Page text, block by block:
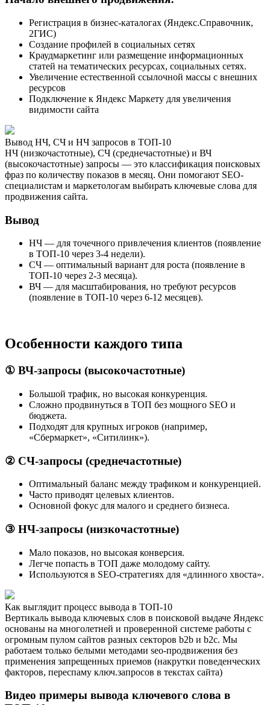
Регистрация в бизнес-каталогах (Яндекс.Справочник,
2ГИС)
Создание профилей в социальных сетях
Краудмаркетинг или размещение информационных
статей на тематических ресурсах, социальных сетях.
Увеличение естественной ссылочной массы с внешних
ресурсов
Подключение к Яндекс Маркету для увеличения
видимости сайта
Вывод НЧ, СЧ и НЧ запросов в ТОП-10
НЧ (низкочастотные), СЧ (среднечастотные) и ВЧ
(высокочастотные) запросы — это классификация поисковых
фраз по количеству показов в месяц. Они помогают SEO-
специалистам и маркетологам выбирать ключевые слова для
продвижения сайта.
Вывод
НЧ — для точечного привлечения клиентов (появление
в ТОП-10 через 3-4 недели).
СЧ — оптимальный вариант для роста (появление в
ТОП-10 через 2-3 месяца).
ВЧ — для масштабирования, но требуют ресурсов
(появление в ТОП-10 через 6-12 месяцев).
Особенности каждого типа
① ВЧ-запросы (высокочастотные)
Большой трафик, но высокая конкуренция.
Сложно продвинуться в ТОП без мощного SEO и
бюджета.
Подходят для крупных игроков (например,
«Сбермаркет», «Ситилинк»).
② СЧ-запросы (среднечастотные)
Оптимальный баланс между трафиком и конкуренцией.
Часто приводят целевых клиентов.
Основной фокус для малого и среднего бизнеса.
③ НЧ-запросы (низкочастотные)
Мало показов, но высокая конверсия.
Легче попасть в ТОП даже молодому сайту.
Используются в SEO-стратегиях для «длинного хвоста».
Как выглядит процесс вывода в ТОП-10
Вертикаль вывода ключевых слов в поисковой выдаче Яндекс
основаны на многолетней и проверенной системе работы с
огромным пулом сайтов разных секторов b2b и b2c. Мы
работаем только белыми методами seo-продвижения без
применения запрещенных приемов (накрутки поведенческих
факторов, переспаму ключ.запросов в текстах сайта)
Видео примеры вывода ключевого слова в